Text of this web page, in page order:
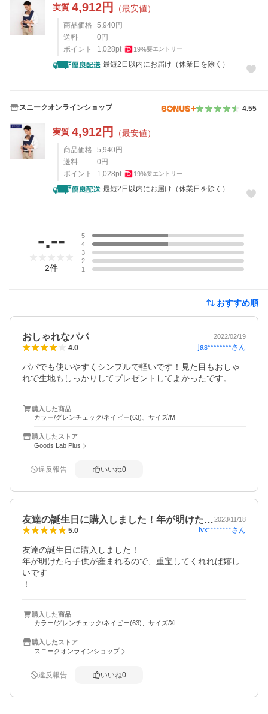
実質 4,912円 （最安値）
商品価格 5,940 円
送料
0 円
ポイント
1,028pt 19%要エントリー
最短2日以内にお届け（休業日を除く）
スニークオンラインショップ 4.55
実質 4,912円 （最安値）
商品価格 5,940 円
送料
0 円
ポイント
1,028pt 19%要エントリー
最短2日以内にお届け（休業日を除く）
-.--
2件
5
4
3
2
1
おすすめ順
おしゃれなパパ 2022/02/19
4.0 jas********さん
パパでも使いやすくシンプルで軽いです！見た目もおしゃ
れで生地もしっかりしてプレゼントしてよかったです。
購入した商品
カラー/グレンチェック/ネイビー(63)、サイズ/M
購入したストア
Goods Lab Plus
違反報告 いいね0
友達の誕生日に購入しました！年が明けた…2023/11/18
5.0 ivx********さん
友達の誕生日に購入しました！
年が明けたら子供が産まれるので、重宝してくれれば嬉し
いです
！
購入した商品
カラー/グレンチェック/ネイビー(63)、サイズ/XL
購入したストア
スニークオンラインショップ
違反報告 いいね0